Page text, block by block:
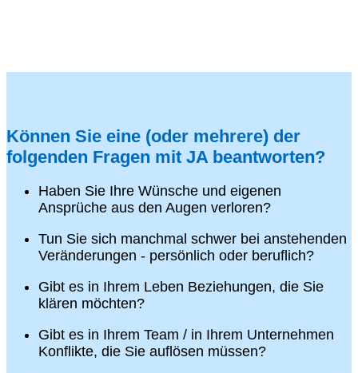
Können Sie eine (oder mehrere) der
folgenden Fragen mit JA beantworten?
Haben Sie Ihre Wünsche und eigenen
Ansprüche aus den Augen verloren?
Tun Sie sich manchmal schwer bei anstehenden
Veränderungen - persönlich oder beruflich?
Gibt es in Ihrem Leben Beziehungen, die Sie
klären möchten?
Gibt es in Ihrem Team / in Ihrem Unternehmen
Konflikte, die Sie auflösen müssen?